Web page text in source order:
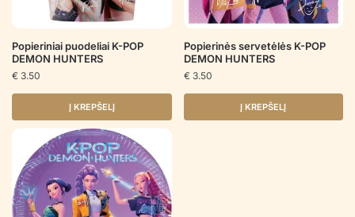
Popieriniai puodeliai K-POP
DEMON HUNTERS
€ 3.50
Į KREPŠELĮ
Popierinės servetėlės K-POP
DEMON HUNTERS
€ 3.50
Į KREPŠELĮ